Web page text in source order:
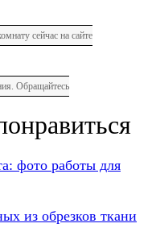
сейчас на сайте
Обращайтесь
фото работы для
из обрезков ткани